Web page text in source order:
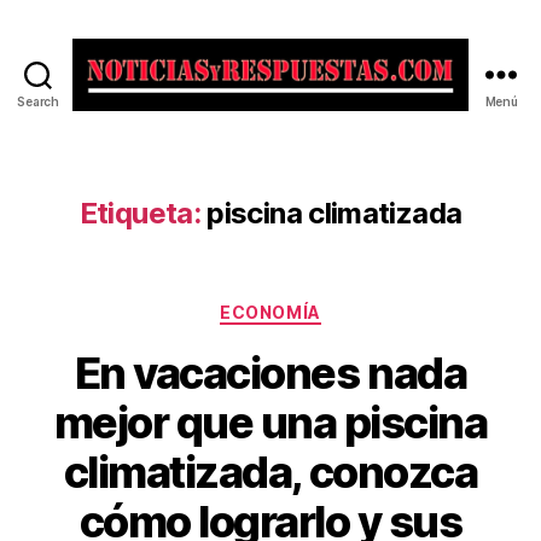
Search Menú
Etiqueta: piscina climatizada
Categorías
ECONOMÍA
En vacaciones nada
mejor que una piscina
climatizada, conozca
cómo lograrlo y sus